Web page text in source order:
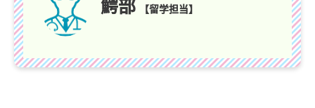
【留学担当】